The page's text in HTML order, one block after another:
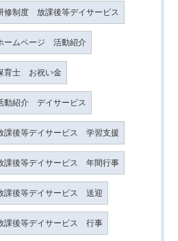
制度 放課後等デイサービス
ムページ 活動紹介
育士 お祝い金
紹介 デイサービス
後等デイサービス 学習支援
後等デイサービス 年間行事
後等デイサービス 送迎
後等デイサービス 行事